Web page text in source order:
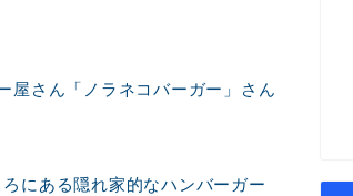
屋さん「ノラネコバーガー」さん
にある隠れ家的なハンバーガー